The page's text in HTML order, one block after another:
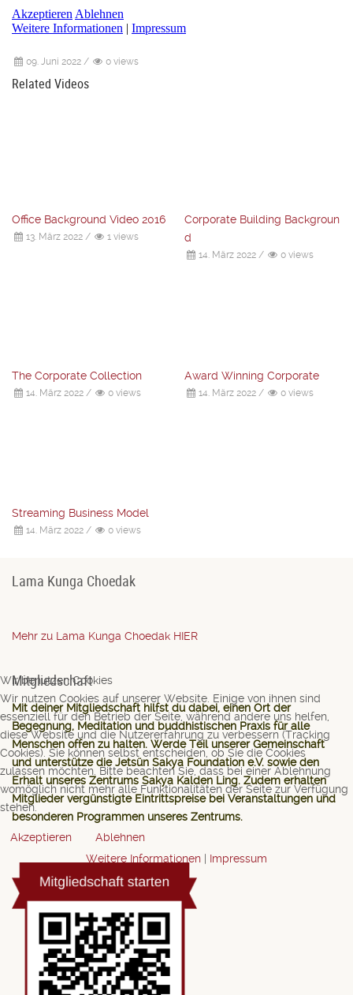
09. Juni 2022/ 0 views
Related Videos
Office Background Video 2016
13. März 2022/ 1 views
Corporate Building Backgroun
d
14. März 2022/ 0 views
The Corporate Collection
14. März 2022/ 0 views
Award Winning Corporate
14. März 2022/ 0 views
Streaming Business Model
14. März 2022/ 0 views
Lama Kunga Choedak
Mehr zu Lama Kunga Choedak HIER
Mitgliedschaft
Mit deiner Mitgliedschaft hilfst du dabei, einen Ort der
Begegnung, Meditation und buddhistischen Praxis für alle
Menschen offen zu halten. Werde Teil unserer Gemeinschaft
und unterstütze die Jetsün Sakya Foundation e.V. sowie den
Erhalt unseres Zentrums Sakya Kalden Ling. Zudem erhalten
Mitglieder vergünstigte Eintrittspreise bei Veranstaltungen und
besonderen Programmen unseres Zentrums.
Wir benutzen Cookies
Wir nutzen Cookies auf unserer Website. Einige von ihnen sind
essenziell für den Betrieb der Seite, während andere uns helfen,
diese Website und die Nutzererfahrung zu verbessern (Tracking
Cookies). Sie können selbst entscheiden, ob Sie die Cookies
zulassen möchten. Bitte beachten Sie, dass bei einer Ablehnung
womöglich nicht mehr alle Funktionalitäten der Seite zur Verfügung
stehen.
Akzeptieren
Ablehnen
Weitere Informationen
Impressum